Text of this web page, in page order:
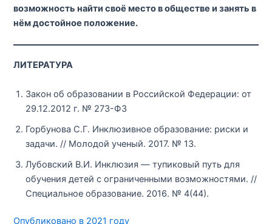
возможность найти своё место в обществе и занять в
нём достойное положение.
ЛИТЕРАТУРА
Закон об образовании в Российской Федерации: от
29.12.2012 г. № 273-ФЗ
Горбунова С.Г. Инклюзивное образование: риски и
задачи. // Молодой ученый. 2017. № 13.
Лубовский В.И. Инклюзия — тупиковый путь для
обучения детей с ограниченными возможностями. //
Специальное образование. 2016. № 4(44).
Опубликовано в 2021 году